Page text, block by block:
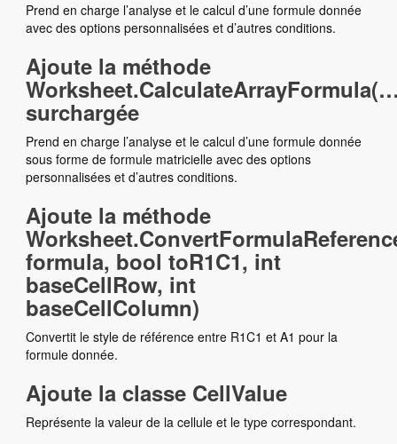
Prend en charge l’analyse et le calcul d’une formule donnée
avec des options personnalisées et d’autres conditions.
Ajoute la méthode
surchargée
Prend en charge l’analyse et le calcul d’une formule donnée
sous forme de formule matricielle avec des options
personnalisées et d’autres conditions.
Ajoute la méthode
formula, bool toR1C1, int
baseCellRow, int
baseCellColumn)
Convertit le style de référence entre R1C1 et A1 pour la
formule donnée.
Ajoute la classe CellValue
Représente la valeur de la cellule et le type correspondant.